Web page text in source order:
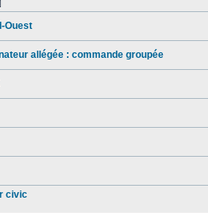
]
Ouest
allégée : commande groupée
civic